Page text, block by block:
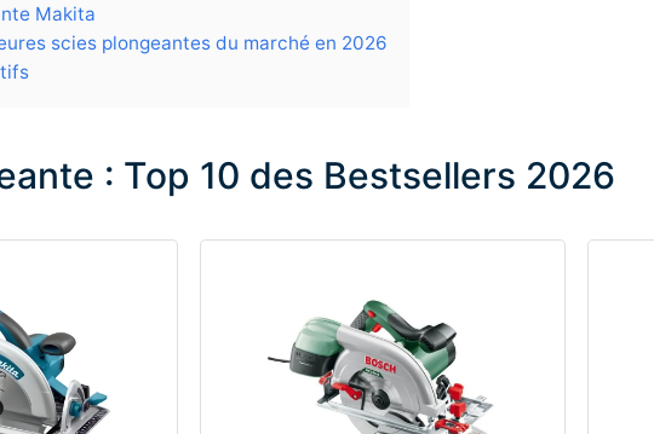
Makita
scies plongeantes du marché en 2026
: Top 10 des Bestsellers 2026